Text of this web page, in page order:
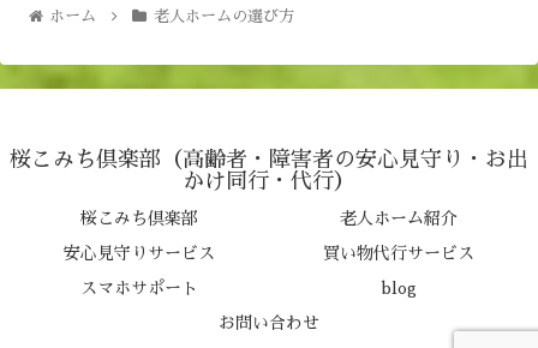
ホーム 老人ホームの選び方
桜こみち倶楽部（高齢者・障害者の安心見守り・お出
かけ同行・代行）
桜こみち倶楽部 老人ホーム紹介
安心見守りサービス 買い物代行サービス
スマホサポート blog
お問い合わせ